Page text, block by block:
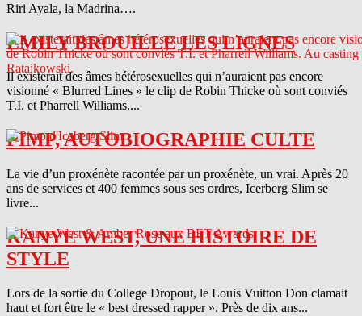
Riri Ayala, la Madrina….
EMILY BROUILLE LES LIGNES
Il existerait des âmes hétérosexuelles qui n’auraient pas encore
visionné « Blurred Lines » le clip de Robin Thicke où sont conviés
T.I. et Pharrell Williams....
PIMP, AUTOBIOGRAPHIE CULTE
La vie d’un proxénète racontée par un proxénète, un vrai. Après 20
ans de services et 400 femmes sous ses ordres, Icerberg Slim se
livre...
KANYE WEST, UNE HISTOIRE DE
STYLE
Lors de la sortie du College Dropout, le Louis Vuitton Don clamait
haut et fort être le « best dressed rapper ». Près de dix ans...